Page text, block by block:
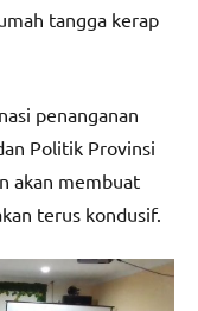
tangga kerap
penanganan
Politik Provinsi
akan membuat
terus kondusif.